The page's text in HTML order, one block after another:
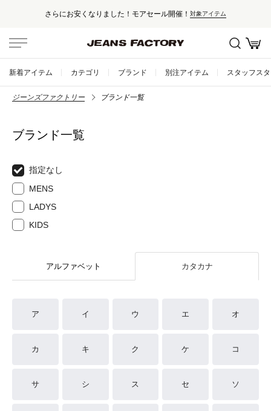
さらにお安くなりました！モアセール開催！ 対象アイテム
新着アイテム カテゴリ ブランド 別注アイテム スタッフス
ジーンズファクトリー ブランド一覧
ブランド一覧
指定なし
MENS
LADYS
KIDS
アルファベット カタカナ
ア イ ウ エ オ
カ キ ク ケ コ
サ シ ス セ ソ